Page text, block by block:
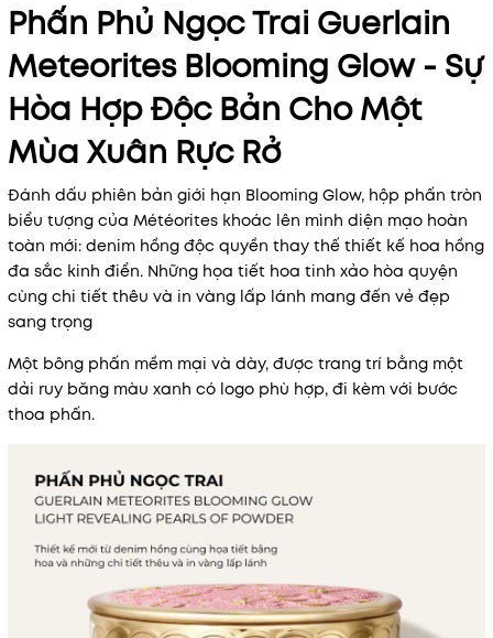
Phấn Phủ Ngọc Trai Guerlain
Meteorites Blooming Glow - Sự
Hòa Hợp Độc Bản Cho Một
Mùa Xuân Rực Rở
Đánh dấu phiên bản giới hạn Blooming Glow, hộp phấn tròn
biểu tượng của Météorites khoác lên mình diện mạo hoàn
toàn mới: denim hồng độc quyền thay thế thiết kế hoa hồng
đa sắc kinh điển. Những họa tiết hoa tinh xảo hòa quyện
cùng chi tiết thêu và in vàng lấp lánh mang đến vẻ đẹp
sang trọng
Một bông phấn mềm mại và dày, được trang trí bằng một
dải ruy băng màu xanh có logo phù hợp, đi kèm với bước
thoa phấn.